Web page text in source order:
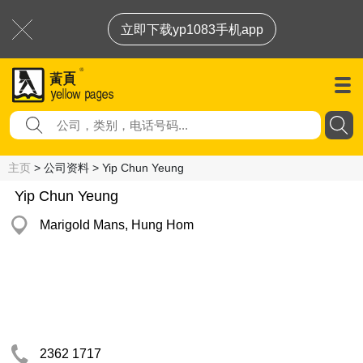
立即下载yp1083手机app
主页 > 公司资料 > Yip Chun Yeung
Yip Chun Yeung
Marigold Mans, Hung Hom
2362 1717